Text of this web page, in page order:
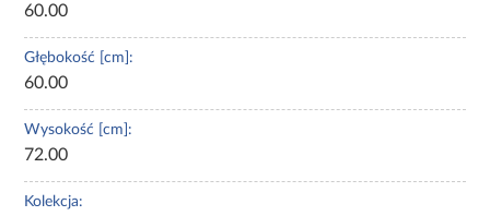
60.00
Głębokość [cm]:
60.00
Wysokość [cm]:
72.00
Kolekcja: